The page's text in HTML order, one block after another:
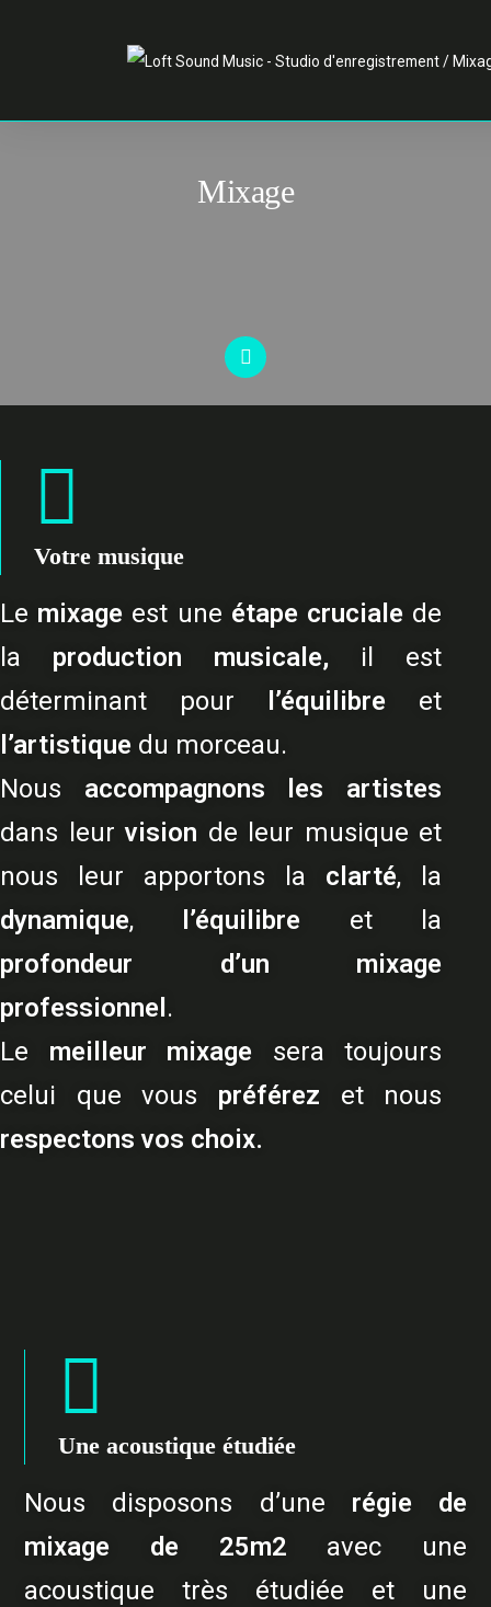
Mixage
Votre musique
Le mixage est une étape cruciale de
la production musicale, il est
déterminant pour
l’équilibre et
l’artistique du morceau.
Nous accompagnons les artistes
dans leurvision de leur musique et
nous leur apportons la clarté, la
dynamique, l’équilibre et la
profondeur d’un mixage
professionnel .
Le meilleur mixage sera toujours
celui que vous préférez et nous
respectons vos choix.
Une acoustique étudiée
Nous disposons d’une régie de
mixage de 25m2 avec une
acoustique très étudiée et une